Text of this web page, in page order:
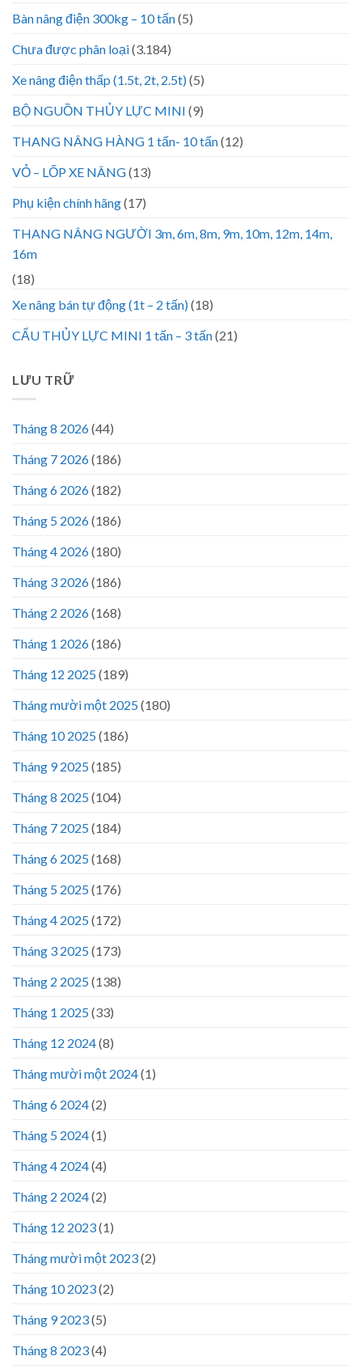
Bàn nâng điện 300kg – 10 tấn(5)
Chưa được phân loại(3.184)
Xe nâng điện thấp (1.5t, 2t, 2.5t)(5)
BỘ NGUỒN THỦY LỰC MINI (9)
THANG NÂNG HÀNG 1 tấn- 10 tấn(12)
VỎ – LỐP XE NÂNG(13)
Phụ kiện chính hãng(17)
THANG NÂNG NGƯỜI 3m, 6m, 8m, 9m, 10m, 12m, 14m,
16m
(18)
Xe nâng bán tự động (1t – 2 tấn)(18)
CẨU THỦY LỰC MINI 1 tấn – 3 tấn(21)
LƯU TRỮ
Tháng 8 2026(44)
Tháng 7 2026(186)
Tháng 6 2026(182)
Tháng 5 2026(186)
Tháng 4 2026(180)
Tháng 3 2026(186)
Tháng 2 2026(168)
Tháng 1 2026(186)
Tháng 12 2025(189)
Tháng mười một 2025(180)
Tháng 10 2025(186)
Tháng 9 2025(185)
Tháng 8 2025(104)
Tháng 7 2025(184)
Tháng 6 2025(168)
Tháng 5 2025(176)
Tháng 4 2025(172)
Tháng 3 2025(173)
Tháng 2 2025(138)
Tháng 1 2025(33)
Tháng 12 2024(8)
Tháng mười một 2024(1)
Tháng 6 2024(2)
Tháng 5 2024(1)
Tháng 4 2024(4)
Tháng 2 2024(2)
Tháng 12 2023(1)
Tháng mười một 2023(2)
Tháng 10 2023(2)
Tháng 9 2023(5)
Tháng 8 2023(4)